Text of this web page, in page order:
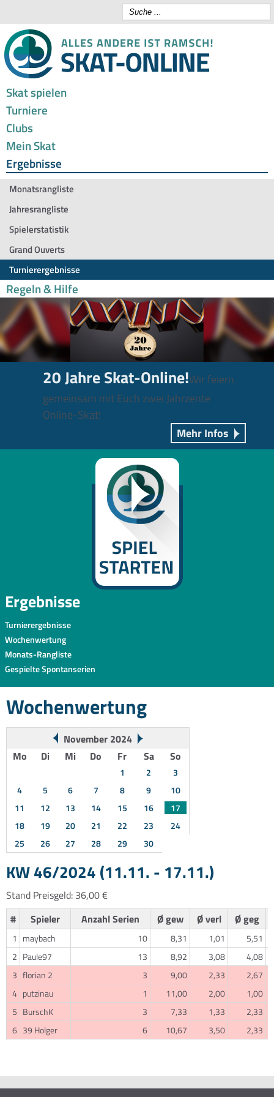
Skat spielen
Turniere
Clubs
Mein Skat
Ergebnisse
Monatsrangliste
Jahresrangliste
Spielerstatistik
Grand Ouverts
Turnierergebnisse
Regeln & Hilfe
20 Jahre Skat-Online!Wir feiern
gemeinsam mit Euch zwei Jahrzente
Online-Skat!
Mehr Infos
Ergebnisse
Turnierergebnisse
Wochenwertung
Monats-Rangliste
Gespielte Spontanserien
Wochenwertung
November 2024
Mo
Di Mi Do Fr Sa So
1 2
3
4
5 6 7 8 9
10
11
12 13 14 15 16
17
18
19 20 21 22 23
24
25
26 27 28 29 30
KW 46/2024 (11.11. - 17.11.)
Stand Preisgeld: 36,00 €
#
Spieler Anzahl Serien Ø gew Ø verl Ø geg
1 maybach 10 8,31 1,01
5,51
2 Paule97 13 8,92 3,08
4,08
3 florian 2 3 9,00 2,33
2,67
4 putzinau 1 11,00 2,00
1,00
5 BurschK 3 7,33 1,33
2,33
6 39 Holger 6 10,67 3,50 2,33